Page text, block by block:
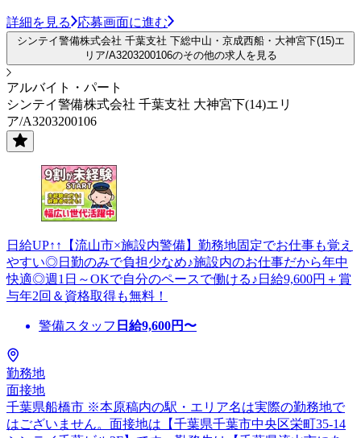
詳細を見る 応募画面に進む
シンテイ警備株式会社 千葉支社 下総中山・京成西船・大神宮下(15)エ
リア/A3203200106のその他の求人を見る
アルバイト・パート
シンテイ警備株式会社 千葉支社 大神宮下(14)エリ
ア/A3203200106
日給UP↑↑【流山市×施設内警備】勤務地固定でお仕事も覚え
やすい◎日勤のみで負担少なめ♪施設内のお仕事だから年中
快適◎週1日～OKで自分のペースで働ける♪日給9,600円＋賞
与年2回＆資格取得も無料！
警備スタッフ 日給9,600円〜
勤務地
面接地
千葉県船橋市 ※本原稿内の駅・エリア名は実際の勤務地で
はございません。面接地は【千葉県千葉市中央区栄町35-14